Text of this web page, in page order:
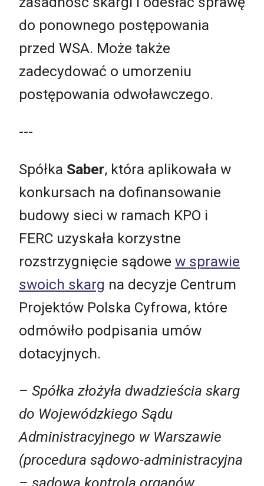
do ponownego postępowania
przed WSA. Może także
zadecydować o umorzeniu
postępowania odwoławczego.
---
Spółka Saber, która aplikowała w
konkursach na dofinansowanie
budowy sieci w ramach KPO i
FERC uzyskała korzystne
rozstrzygnięcie sądowe w sprawie
swoich skarg na decyzje Centrum
Projektów Polska Cyfrowa, które
odmówiło podpisania umów
dotacyjnych.
– Spółka złożyła dwadzieścia skarg
do Wojewódzkiego Sądu
Administracyjnego w Warszawie
(procedura sądowo-administracyjna